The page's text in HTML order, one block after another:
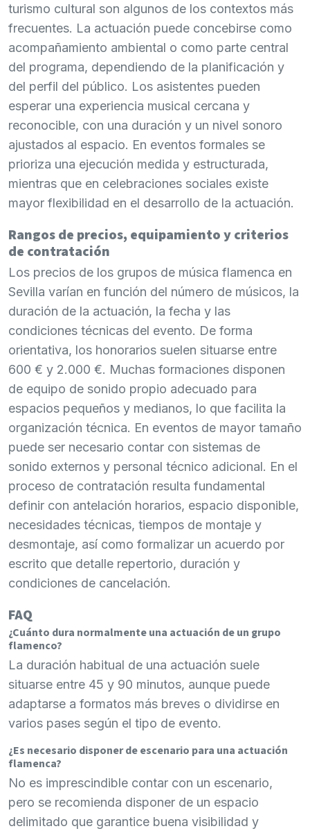
turismo cultural son algunos de los contextos más
frecuentes. La actuación puede concebirse como
acompañamiento ambiental o como parte central
del programa, dependiendo de la planificación y
del perfil del público. Los asistentes pueden
esperar una experiencia musical cercana y
reconocible, con una duración y un nivel sonoro
ajustados al espacio. En eventos formales se
prioriza una ejecución medida y estructurada,
mientras que en celebraciones sociales existe
mayor flexibilidad en el desarrollo de la actuación.
Rangos de precios, equipamiento y criterios
de contratación
Los precios de los grupos de música flamenca en
Sevilla varían en función del número de músicos, la
duración de la actuación, la fecha y las
condiciones técnicas del evento. De forma
orientativa, los honorarios suelen situarse entre
600 € y 2.000 €. Muchas formaciones disponen
de equipo de sonido propio adecuado para
espacios pequeños y medianos, lo que facilita la
organización técnica. En eventos de mayor tamaño
puede ser necesario contar con sistemas de
sonido externos y personal técnico adicional. En el
proceso de contratación resulta fundamental
definir con antelación horarios, espacio disponible,
necesidades técnicas, tiempos de montaje y
desmontaje, así como formalizar un acuerdo por
escrito que detalle repertorio, duración y
condiciones de cancelación.
FAQ
¿Cuánto dura normalmente una actuación de un grupo
flamenco?
La duración habitual de una actuación suele
situarse entre 45 y 90 minutos, aunque puede
adaptarse a formatos más breves o dividirse en
varios pases según el tipo de evento.
¿Es necesario disponer de escenario para una actuación
flamenca?
No es imprescindible contar con un escenario,
pero se recomienda disponer de un espacio
delimitado que garantice buena visibilidad y